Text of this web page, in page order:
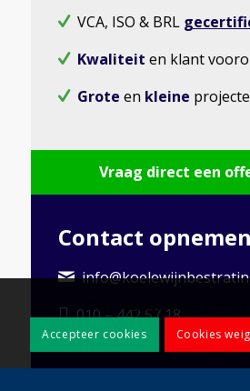
VCA, ISO & BRL
Kwaliteit en klant
Grote en kleine
Vraag direct een
Contact
010 – 442 57 18
Deze website maakt gebruik
Accepteer cookies
Cookies